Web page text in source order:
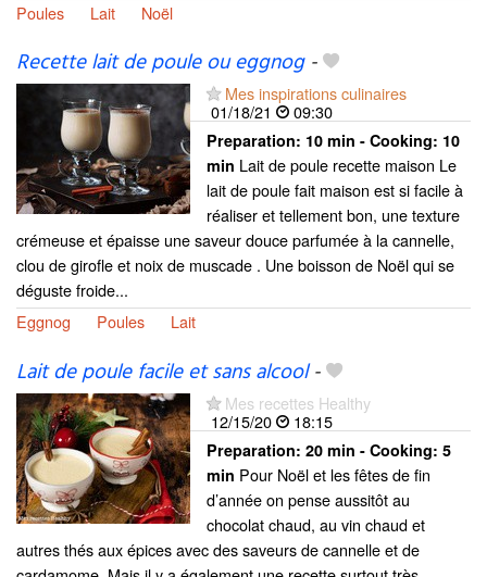
Poules
Lait Noël
Recette lait de poule ou eggnog-
Mes inspirations culinaires
01/18/21
09:30
Preparation: 10 min - Cooking: 10
min Lait de poule recette maison Le
lait de poule fait maison est si facile à
réaliser et tellement bon, une texture
crémeuse et épaisse une saveur douce parfumée à la cannelle,
clou de girofle et noix de muscade . Une boisson de Noël qui se
déguste froide...
Eggnog
Poules Lait
Lait de poule facile et sans alcool-
Mes recettes Healthy
12/15/20
18:15
Preparation: 20 min - Cooking: 5
min Pour Noël et les fêtes de fin
d’année on pense aussitôt au
chocolat chaud, au vin chaud et
autres thés aux épices avec des saveurs de cannelle et de